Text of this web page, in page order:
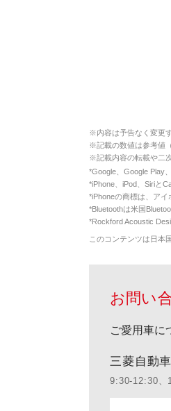
※内容は予告なく変更
※記載の数値は参考値
※記載内容の転載や二
*Google、Google Play
*iPhone、iPod、Siriと
*iPhoneの商標は、アイ
*Bluetoothは米国
*Rockford Acoustic
このコンテンツは日本
お問い
ご愛用車に
三菱自動
9:30-12:30、